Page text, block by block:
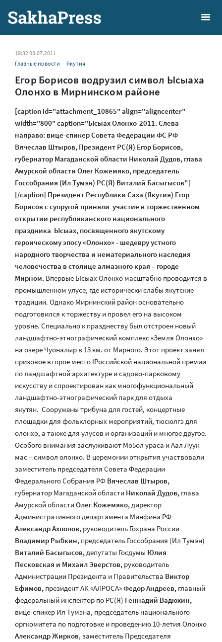
19:32 03.07.2011
Главные новости
Якутия
Егор Борисов водрузил символ Ысыаха
Олонхо в Мирнинском районе
[caption id="attachment_10865" align="aligncenter"
width="800" caption="Ысыах Олонхо-2011. Слева
направо: вице-спикер Совета Федерации ФС РФ
Вячеслав Штыров, Президент РС(Я) Егор Борисов,
губернатор Магаданской области Николай Дудов, глава
Амурской области Олег Кожемяко, председатель
Госсобрания (Ил Тумэн) РС(Я) Виталий Басыгысов"]
[/caption] Президент Республики Саха (Якутия) Егор
Борисов с супругой приняли участие в торжественном
открытии республиканского национального
праздника Ысыах, посвященного якутскому
героическому эпосу «Олонхо» - шедевру устного
народного творчества и нематериального наследия
человечества в столице алмазного края – городе
Мирном. Впервые Ысыах Олонхо масштабно проводится в
промышленном улусе, где исторически слабы якутские
традиции. Однако Мирнинский район основательно
подготовился к торжеству и провел его на высоком
уровне. Специально к празднеству был отстроен новый
ландшафтно-этнографический комплекс «Земля Олонхо»
на озере Чуоналыр в 13 км. от Мирного. Этот проект занял
призовое второе место IРоссийской национальной премии
по ландшафтной архитектуре и садово-парковому
искусству и спроектирован как многофункциональный
ландшафтно-этнографический парк для отдыха
якутян. Сооружены трибуна для гостей, концертные
площадки для фольклорных мероприятий, тюсюлгэ для
олонхо, а также для улусов и организаций и многое другое.
Особого внимания заслуживают Мо5ол ураса и Аал Луук
мас – символ олонхо. В церемонии открытия участвовали
заместитель председателя Совета Федерации
Федерального Собрания РФ Вячеслав Штыров,
губернатор Магаданской области Николай Дудов, глава
Амурской областиОлег Кожемяко,директор
Административного департамента Минфина РФ
Александр Ахполов, руководитель Гохрана России
Владимир Рыбкин, председатель Госсобрания (Ил Тумэн)
Виталий Басыгысов,депутаты Госдумы Юлия
Песковская и Михаил Эверстов, руководитель
Администрации Президента и Правительства Виктор
Ефимов, президент АК «АЛРОСА»Федор Андреев, главный
федеральный инспектор по РС(Я) Геннадий Вадюхин,
вице-спикер Ил Тумэна, председатель национального
оргкомитета по подготовке и проведению 10-летия Олонхо
Александр Жирков, заместитель Председателя